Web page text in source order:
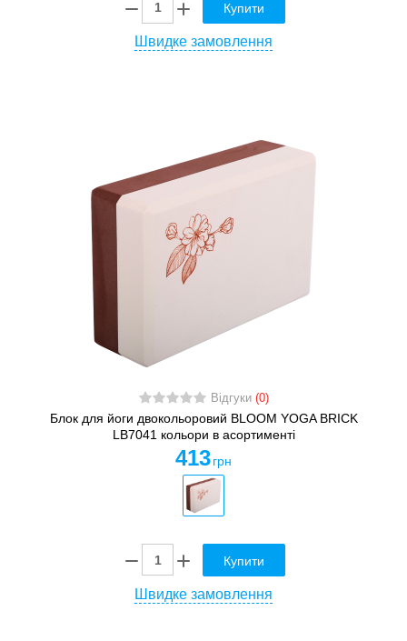
Купити
Швидке замовлення
Відгуки (0)
Блок для йоги двокольоровий BLOOM YOGA BRICK
LB7041 кольори в асортименті
413 грн
Купити
Швидке замовлення